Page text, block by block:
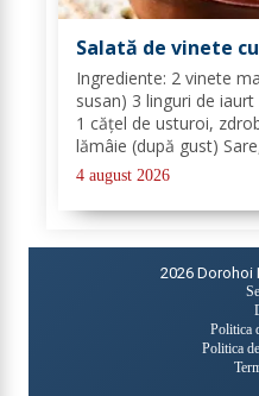
Salată de vinete
Ingrediente: 2 vinete
susan) 3 linguri de
1 cățel de usturoi,
lămâie (după gust)
proaspăt tocat pentru
vinetele pe grătar sau în...
4 august 2026
2026 Dorohoi
Politica
Politica